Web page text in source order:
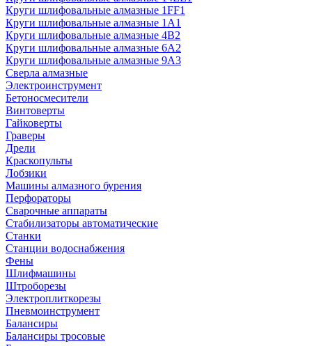
Круги шлифовальные алмазные 1FF1
Круги шлифовальные алмазные 1А1
Круги шлифовальные алмазные 4В2
Круги шлифовальные алмазные 6A2
Круги шлифовальные алмазные 9А3
Сверла алмазные
Электроинструмент
Бетоносмесители
Винтоверты
Гайковерты
Граверы
Дрели
Краскопульты
Лобзики
Машины алмазного бурения
Перфораторы
Сварочные аппараты
Стабилизаторы автоматические
Станки
Станции водоснабжения
Фены
Шлифмашины
Штроборезы
Электроплиткорезы
Пневмоинструмент
Балансиры
Балансиры тросовые